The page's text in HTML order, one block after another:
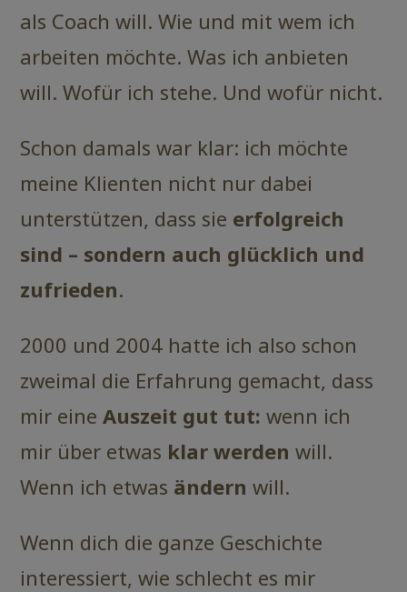
als Coach will. Wie und mit wem ich
arbeiten möchte. Was ich anbieten
will. Wofür ich stehe. Und wofür nicht.
Schon damals war klar: ich möchte
meine Klienten nicht nur dabei
unterstützen, dass sie erfolgreich
sind – sondern auch glücklich und
zufrieden.
2000 und 2004 hatte ich also schon
zweimal die Erfahrung gemacht, dass
mir eineAuszeit gut tut: wenn ich
mir über etwas klar werden will.
Wenn ich etwas ändern will.
Wenn dich die ganze Geschichte
interessiert, wie schlecht es mir